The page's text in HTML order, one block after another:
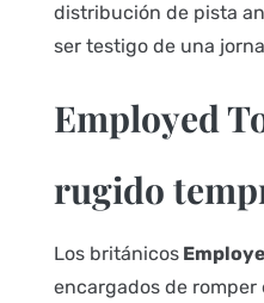
distribución de pista
ser testigo de una
Employed
rugido
Los británicos
encargados de